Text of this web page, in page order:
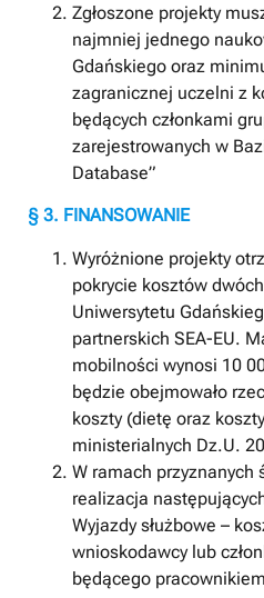
Zgłoszone projekty
najmniej jednego
Gdańskiego oraz
zagranicznej uczelni z
będących członkami
zarejestrowanych w
Database”
§ 3. FINANSOWANIE
Wyróżnione projekty
pokrycie kosztów
Uniwersytetu
partnerskich SEA-EU.
mobilności wynosi 10
będzie obejmowało
koszty (dietę oraz
ministerialnych Dz.U.
W ramach
realizacja
Wyjazdy służbowe –
wnioskodawcy lub
będącego